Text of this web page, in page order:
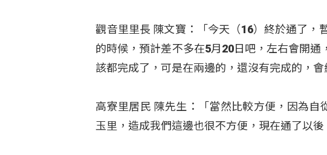
觀音里里長 陳文寶：「今天（16）終於通了，
的時候，預計差不多在5月20日吧，左右會開
該都完成了，可是在兩邊的，還沒有完成的，會
高寮里居民 陳先生：「當然比較方便，因為
玉里，造成我們這邊也很不方便，現在通了以後